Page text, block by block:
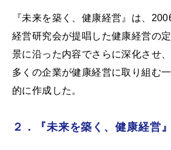
『未来を築く、健康経営』は、
経営研究会が提唱した健康経営の
景に沿った内容でさらに深化させ
多くの企業が健康経営に取り組む
的に作成した。
２．『未来を築く、健康経営